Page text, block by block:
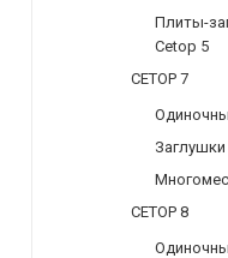
Плиты-
Cetop 5
CETOP 7
CETOP 8